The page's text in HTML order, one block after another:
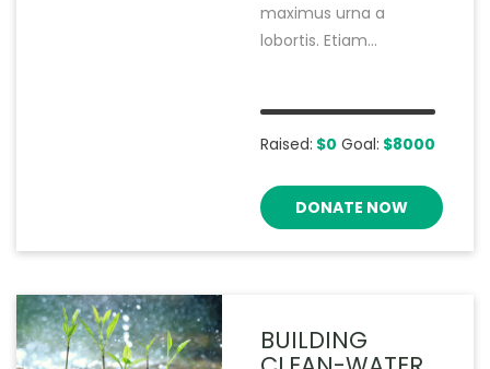
maximus urna a
lobortis. Etiam...
Raised: $0 Goal: $8000
DONATE NOW
BUILDING